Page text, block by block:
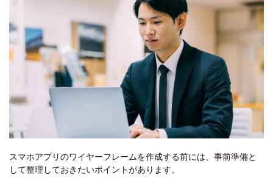
スマホアプリのワイヤーフレームを作成する前には、事前準備と
して整理しておきたいポイントがあります。